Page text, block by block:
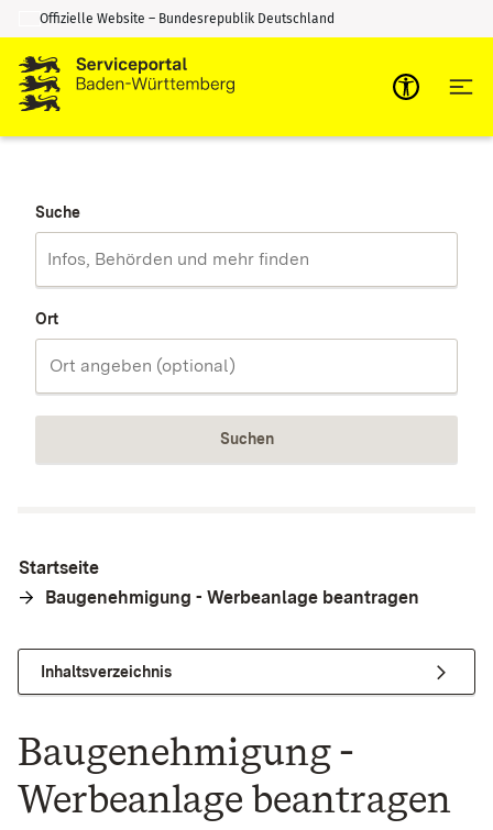
Zum Inhalt springen
Zur Suche springen
Offizielle Website – Bundesrepublik Deutschland
Suche
Ort
Suchen
Startseite
Baugenehmigung - Werbeanlage beantragen
Inhaltsverzeichnis
Baugenehmigung -
Werbeanlage beantragen